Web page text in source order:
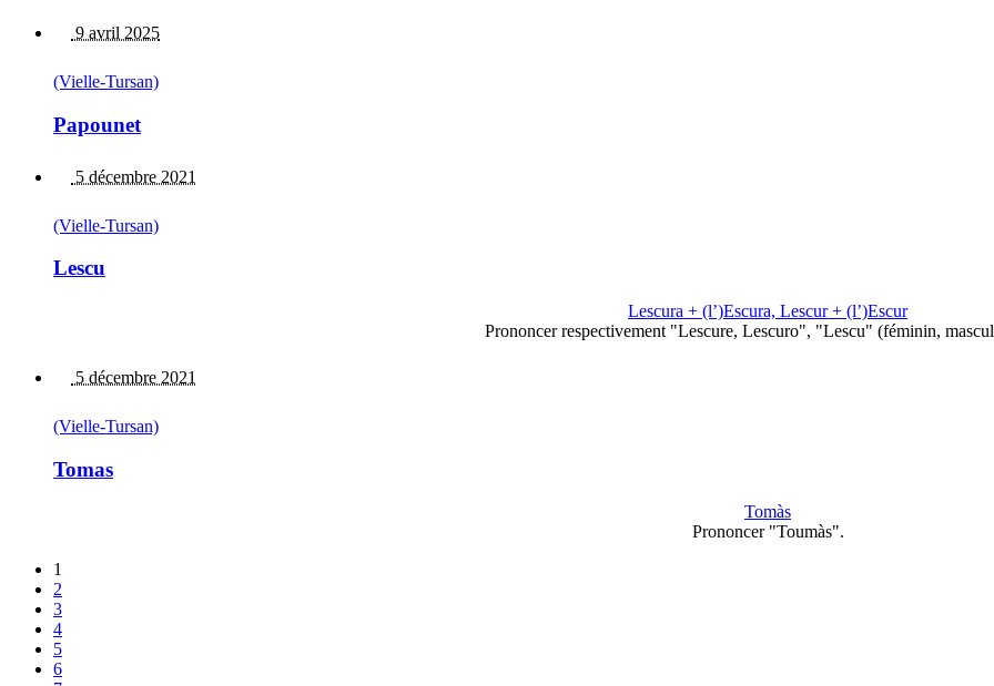
9 avril 2025
(Vielle-Tursan)
Papounet
5 décembre 2021
(Vielle-Tursan)
Lescu
Lescura + (l’)Escura, Lescur + (l’)Escur
Prononcer respectivement "Lescure, Lescuro", "Lescu" (féminin,
5 décembre 2021
(Vielle-Tursan)
Tomas
Tomàs
Prononcer "Toumàs".
1
2
3
4
5
6